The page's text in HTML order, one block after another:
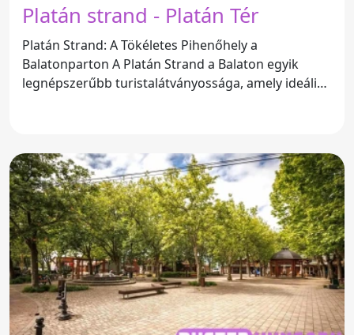
Platán strand - Platán Tér
Platán Strand: A Tökéletes Pihenőhely a
Balatonparton A Platán Strand a Balaton egyik
legnépszerűbb turistalátványossága, amely ideális